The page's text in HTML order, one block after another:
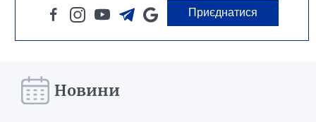
Приєднатися
Новини